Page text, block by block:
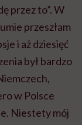
przez to”. W
przeszłam
i aż dziesięć
był bardzo
w Polsce
Niestety mój